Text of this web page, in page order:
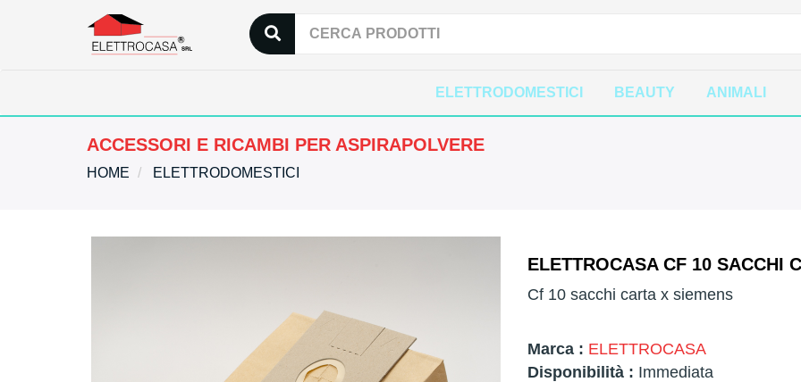
ELETTRODOMESTICI BEAUTY ANIMALI
ACCESSORI E RICAMBI PER ASPIRAPOLVERE
HOME ELETTRODOMESTICI
ELETTROCASA CF 10 SACCHI
Cf 10 sacchi carta x siemens
Marca : ELETTROCASA
Disponibilità : Immediata